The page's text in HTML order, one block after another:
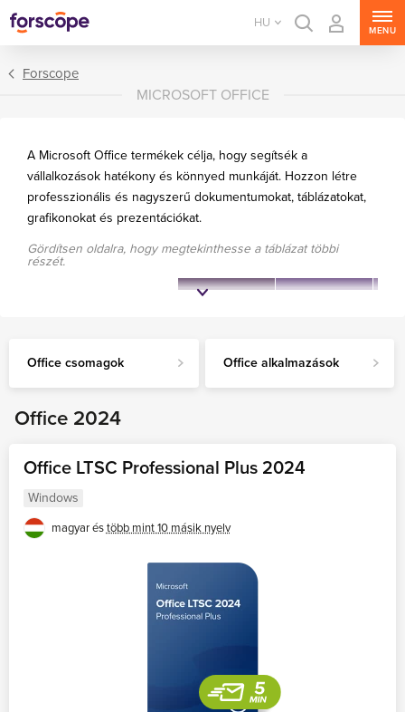
HU
MENU
Office csomagok
Forscope
MICROSOFT OFFICE
A Microsoft Office termékek célja, hogy segítsék a
vállalkozások hatékony és könnyed munkáját. Hozzon létre
professzionális és nagyszerű dokumentumokat, táblázatokat,
grafikonokat és prezentációkat.
Gördítsen oldalra, hogy megtekinthesse a táblázat többi
részét.
Office 2021
Kompatibilitás
Windows 11
Windows 10
Windows 8.1, 7
10.2026
Office csomagok Office alkalmazások
Office 2024
Office LTSC Professional Plus 2024
Windows
magyar éstöbb mint 10 másik nyelv